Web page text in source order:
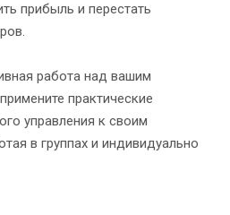
прибыль и перестать
работа над вашим
практические
управления к своим
в группах и индивидуально